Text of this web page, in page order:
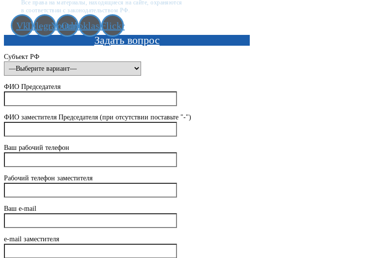
Все права на материалы, находящиеся на сайте, охраняются
в соответствии с законодательством РФ.
VkTelegramYoutube
Odnoklassniki
Flickr
Задать вопрос
Субъект РФ
ФИО Председателя
ФИО заместителя Председателя (при отсутствии поставьте "-")
Ваш рабочий телефон
Рабочий телефон заместителя
Ваш e-mail
e-mail заместителя